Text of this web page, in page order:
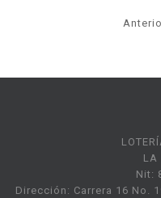
LA
Nit:
Dirección: Carrera 16 No.